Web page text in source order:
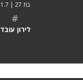
בת 27 | 1.7
#
לירון עובד